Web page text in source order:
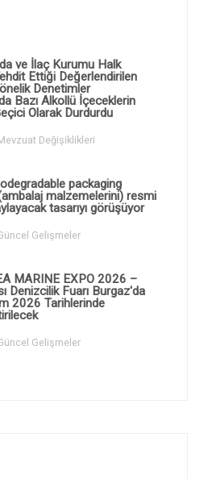
ve İlaç Kurumu Halk
Ettiği Değerlendirilen
Denetimler
Bazı Alkollü İçeceklerin
Olarak Durdurdu
Değişiklikleri
packaging
malzemelerini) resmi
tasarıyı görüşüyor
Gelişmeler
MARINE EXPO 2026 –
Denizcilik Fuarı Burgaz'da
2026 Tarihlerinde
Gelişmeler